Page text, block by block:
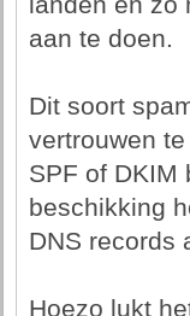
aan te doen.
Dit soort
vertrouwen
SPF of DKIM
beschikking
DNS records
Hoezo lukt